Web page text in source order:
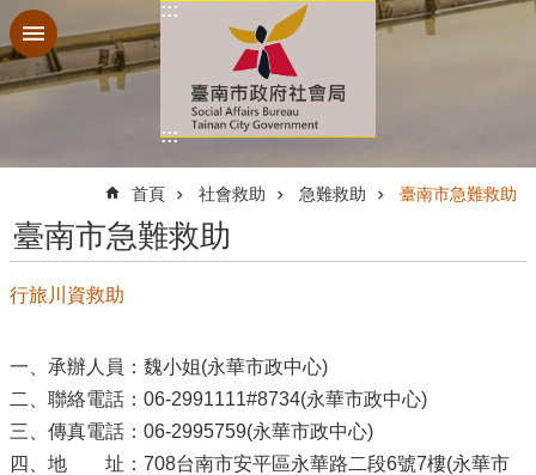
跳到主要內容區塊
:::
:::
首頁 社會救助 急難救助 臺南市急難救助
臺南市急難救助
行旅川資救助
一、承辦人員：魏小姐(永華市政中心)
二、聯絡電話：06-2991111#8734(永華市政中心)
三、傳真電話：06-2995759(永華市政中心)
四、地 址：708台南市安平區永華路二段6號7樓(永華市